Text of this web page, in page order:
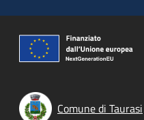
Comune di Taurasi